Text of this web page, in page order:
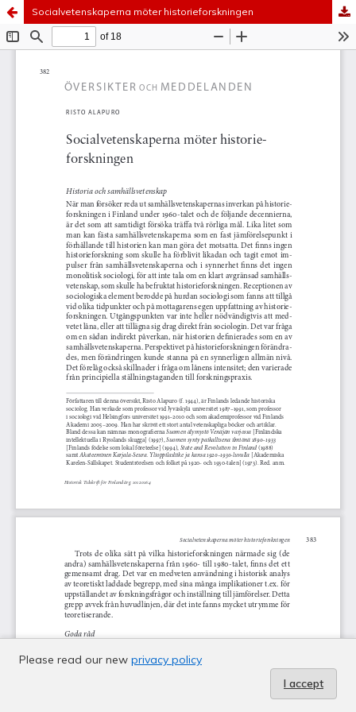
Socialvetenskaperna möter historieforskningen
Please read our new privacy policy
I accept
delegation.